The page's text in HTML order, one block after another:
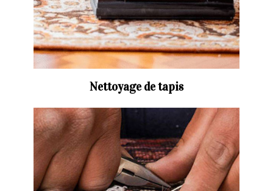
Nettoyage de tapis